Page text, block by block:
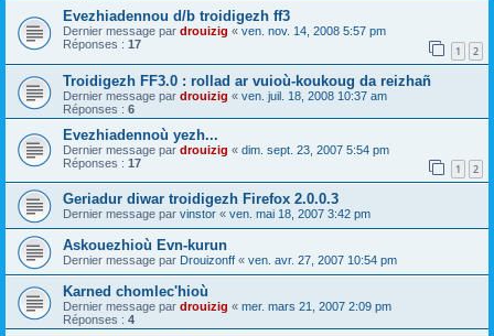
Evezhiadennou d/b troidigezh ff3
Dernier message par drouizig « ven. nov. 14, 2008 5:57 pm
Réponses : 17 1 2
Troidigezh FF3.0 : rollad ar vuioù-koukoug da reizhañ
Dernier message par drouizig « ven. juil. 18, 2008 10:37 am
Réponses : 6
Evezhiadennoù yezh...
Dernier message par drouizig « dim. sept. 23, 2007 5:54 pm
Réponses : 17 1 2
Geriadur diwar troidigezh Firefox 2.0.0.3
Dernier message par vinstor « ven. mai 18, 2007 3:42 pm
Askouezhioù Evn-kurun
Dernier message par Drouizonff « ven. avr. 27, 2007 10:54 pm
Karned chomlec'hioù
Dernier message par drouizig « mer. mars 21, 2007 2:09 pm
Réponses : 4